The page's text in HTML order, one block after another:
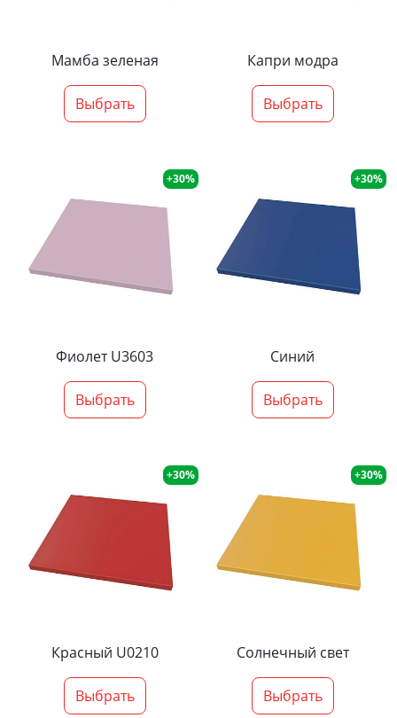
Мамба зеленая
Выбрать
Капри модра
Выбрать
+30%
Фиолет U3603
Выбрать
+30%
Синий
Выбрать
+30%
Красный U0210
Выбрать
+30%
Солнечный свет
Выбрать